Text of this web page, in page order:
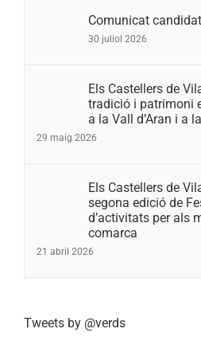
Comunicat
30 juliol 2026
Els Castellers de
tradició i patrimoni
a la Vall d’Aran i a
29 maig 2026
Els Castellers de
segona edició de
d’activitats per als
comarca
21 abril 2026
Tweets by @verds